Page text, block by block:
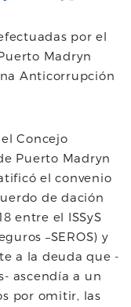
e
o
o
t
e
r
t
p
por el
Madryn
Anticorrupción
Concejo
Puerto Madryn
el convenio
de dación
entre el ISSyS
–SEROS) y
a la deuda que -
ascendía a un
por omitir, las